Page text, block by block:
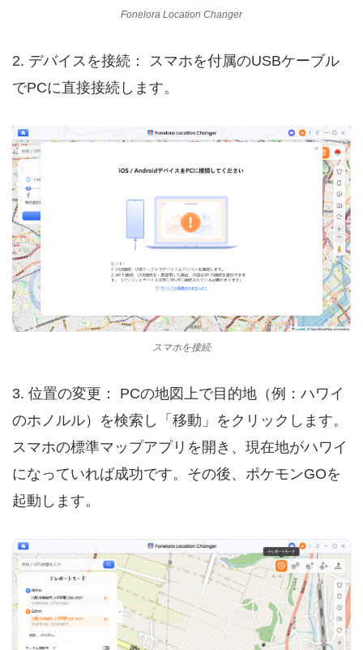
Fonelora Location Changer
2. デバイスを接続： スマホを付属のUSBケーブル
でPCに直接接続します。
スマホを接続
3. 位置の変更： PCの地図上で目的地（例：ハワイ
のホノルル）を検索し「移動」をクリックします。
スマホの標準マップアプリを開き、現在地がハワイ
になっていれば成功です。その後、ポケモンGOを
起動します。